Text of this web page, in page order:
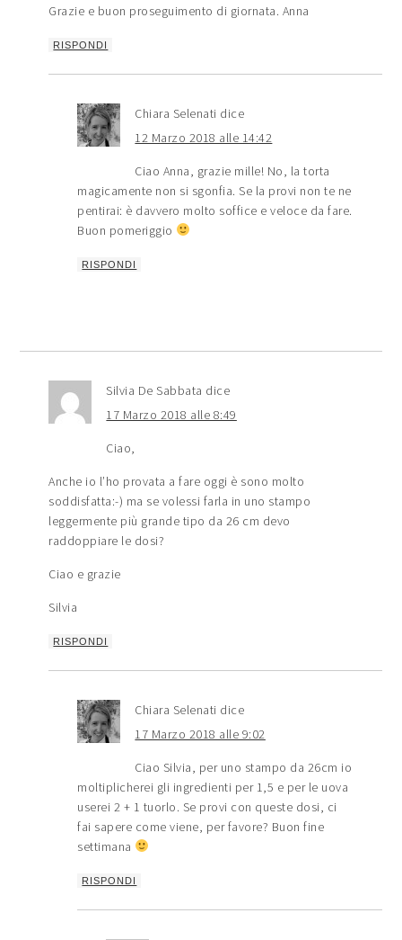
Grazie e buon proseguimento di giornata. Anna
RISPONDI
Chiara Selenati dice
12 Marzo 2018 alle 14:42
Ciao Anna, grazie mille! No, la torta
magicamente non si sgonfia. Se la provi non te ne
pentirai: è davvero molto soffice e veloce da fare.
Buon pomeriggio
RISPONDI
Silvia De Sabbata dice
17 Marzo 2018 alle 8:49
Ciao,
Anche io l’ho provata a fare oggi è sono molto
soddisfatta:-) ma se volessi farla in uno stampo
leggermente più grande tipo da 26 cm devo
raddoppiare le dosi?
Ciao e grazie
Silvia
RISPONDI
Chiara Selenati dice
17 Marzo 2018 alle 9:02
Ciao Silvia, per uno stampo da 26cm io
moltiplicherei gli ingredienti per 1,5 e per le uova
userei 2 + 1 tuorlo. Se provi con queste dosi, ci
fai sapere come viene, per favore? Buon fine
settimana
RISPONDI